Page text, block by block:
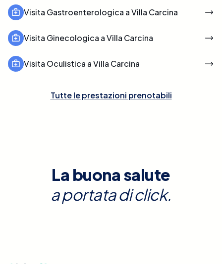
Visita Gastroenterologica a Villa Carcina
Visita Ginecologica a Villa Carcina
Visita Oculistica a Villa Carcina
Tutte le prestazioni prenotabili
La buona salute
a portata di click.